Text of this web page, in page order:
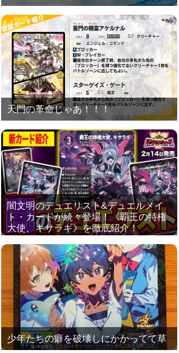
天門の革命じゃあ！！！
闇文明のデュエリスト&デュエルメイ
ト・カードが続々登場！《覇王の特権
大使、キサラギ》を徹底紹介！
少年たちの癖を破壊しにかかってて草